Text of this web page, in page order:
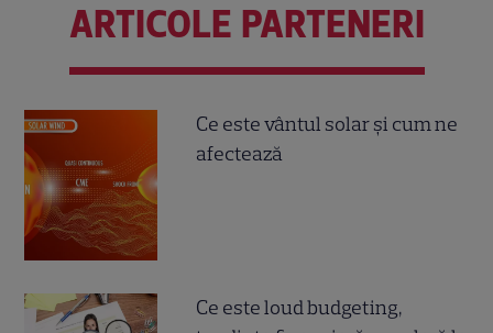
ARTICOLE PARTENERI
Ce este vântul solar și cum ne
afectează
Ce este loud budgeting,